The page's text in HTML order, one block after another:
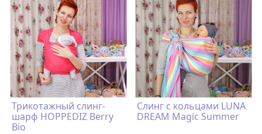
Трикотажный слинг-
шарф HOPPEDIZ Berry
Bio
Cлинг с кольцами LUNA
DREAM Magic Summer